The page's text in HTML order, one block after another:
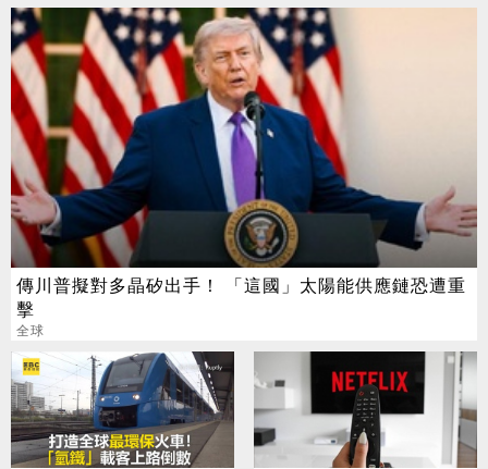
傳川普擬對多晶矽出手！ 「這國」太陽能供應鏈恐遭重
擊
全球